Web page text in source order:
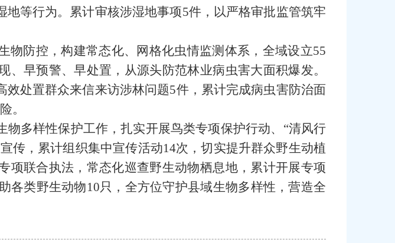
等行为。累计审核涉湿地事项5件，以严格审批监管筑牢
物防控，构建常态化、网格化虫情监测体系，全域设立55
早预警、早处置，从源头防范林业病虫害大面积爆发。
处置群众来信来访涉林问题5件，累计完成病虫害防治面
。
物多样性保护工作，扎实开展鸟类专项保护行动、“清风行
传，累计组织集中宣传活动14次，切实提升群众野生动植
项联合执法，常态化巡查野生动物栖息地，累计开展专项
各类野生动物10只，全方位守护县域生物多样性，营造全